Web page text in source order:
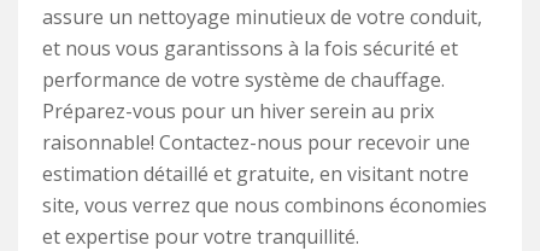
assure un nettoyage minutieux de votre conduit,
et nous vous garantissons à la fois sécurité et
performance de votre système de chauffage.
Préparez-vous pour un hiver serein au prix
raisonnable! Contactez-nous pour recevoir une
estimation détaillé et gratuite, en visitant notre
site, vous verrez que nous combinons économies
et expertise pour votre tranquillité.